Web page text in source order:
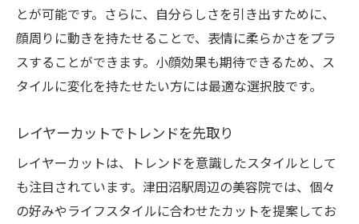
とが可能です。さらに、自分らしさを引き出すために、
顔周りに動きを持たせることで、表情に柔らかさをプラ
スすることができます。小顔効果も期待できるため、ス
タイルに変化を持たせたい方には最適な選択肢です。
レイヤーカットでトレンドを先取り
レイヤーカットは、トレンドを意識したスタイルとして
も注目されています。津田沼駅周辺の美容院では、個々
の好みやライフスタイルに合わせたカットを提案してお